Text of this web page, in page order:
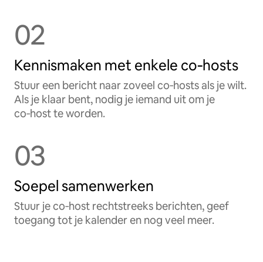
02
Kennismaken met enkele co‑hosts
Stuur een bericht naar zoveel co‑hosts als je wilt.
Als je klaar bent, nodig je iemand uit om je
co‑host te worden.
03
Soepel samenwerken
Stuur je co‑host rechtstreeks berichten, geef
toegang tot je kalender en nog veel meer.